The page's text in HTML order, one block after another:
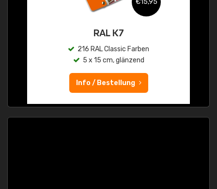
€15,95
RAL K7
216 RAL Classic Farben
5 x 15 cm, glänzend
Info / Bestellung